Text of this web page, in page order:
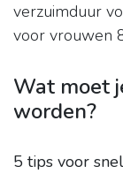
verzuimduur
voor vrouwen
Wat moet
worden?
5 tips voor